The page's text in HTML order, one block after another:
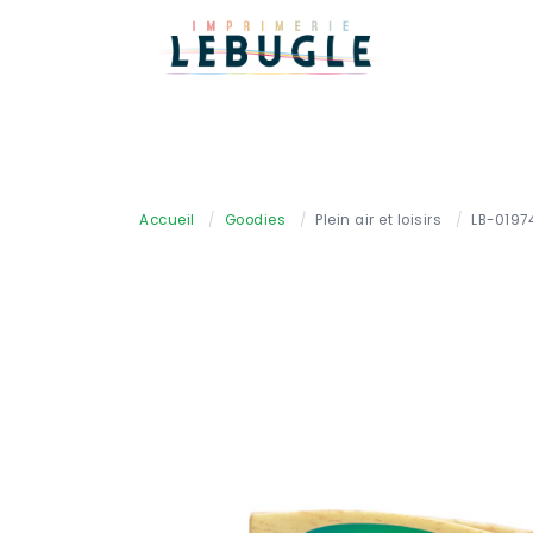
Accueil / Goodies / Plein air et loisirs / LB-